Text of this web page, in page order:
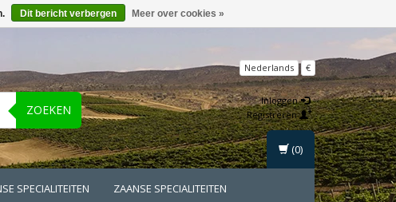
ZOEKEN
Nederlands €
Inloggen
Registreren
SPECIALITEITEN ZAANSE SPECIALITEITEN
(0)
Dit bericht verbergen Meer over cookies »